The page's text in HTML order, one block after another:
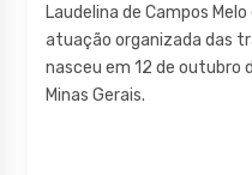
Laudelina de Campos
atuação organizada das
nasceu em 12 de outubro
Minas Gerais.